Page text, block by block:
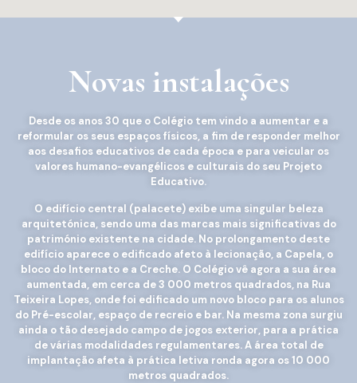
Novas instalações
Desde os anos 30 que o Colégio tem vindo a aumentar e a
reformular os seus espaços físicos, a fim de responder melhor
aos desafios educativos de cada época e para veicular os
valores humano-evangélicos e culturais do seu Projeto
Educativo.
O edifício central (palacete) exibe uma singular beleza
arquitetónica, sendo uma das marcas mais significativas do
património existente na cidade. No prolongamento deste
edifício aparece o edificado afeto à lecionação, a Capela, o
bloco do Internato e a Creche. O Colégio vê agora a sua área
aumentada, em cerca de 3 000 metros quadrados, na Rua
Teixeira Lopes, onde foi edificado um novo bloco para os alunos
do Pré-escolar, espaço de recreio e bar. Na mesma zona surgiu
ainda o tão desejado campo de jogos exterior, para a prática
de várias modalidades regulamentares. A área total de
implantação afeta à prática letiva ronda agora os 10 000
metros quadrados.